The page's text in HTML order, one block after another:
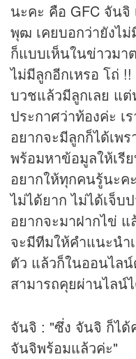
นะคะ คือ GFC จัน
พุฒ เคยบอกว่ายังไม่
ก็แบบเห็นในข่าวมา
ไม่มีลูกอีกเหรอ โถ่
บวชแล้วมีลูกเลย แ
ประกาศว่าท้องค่ะ เ
อยากจะมีลูกก็ได้เพ
พร้อมหาข้อมูลให้เรี
อยากให้ทุกคนรู้นะค
ไม่ได้ยาก ไม่ได้เจ็บ
อยากจะมาฝากไข่ แ
จะมีทีมให้คำแนะนำ
ตัว แล้วก็ในออนไล
สามารถคุยผ่านไลน์
จันจิ : "ซึ่ง จันจิ ก็ไ
จันจิพร้อมแล้วค่ะ"